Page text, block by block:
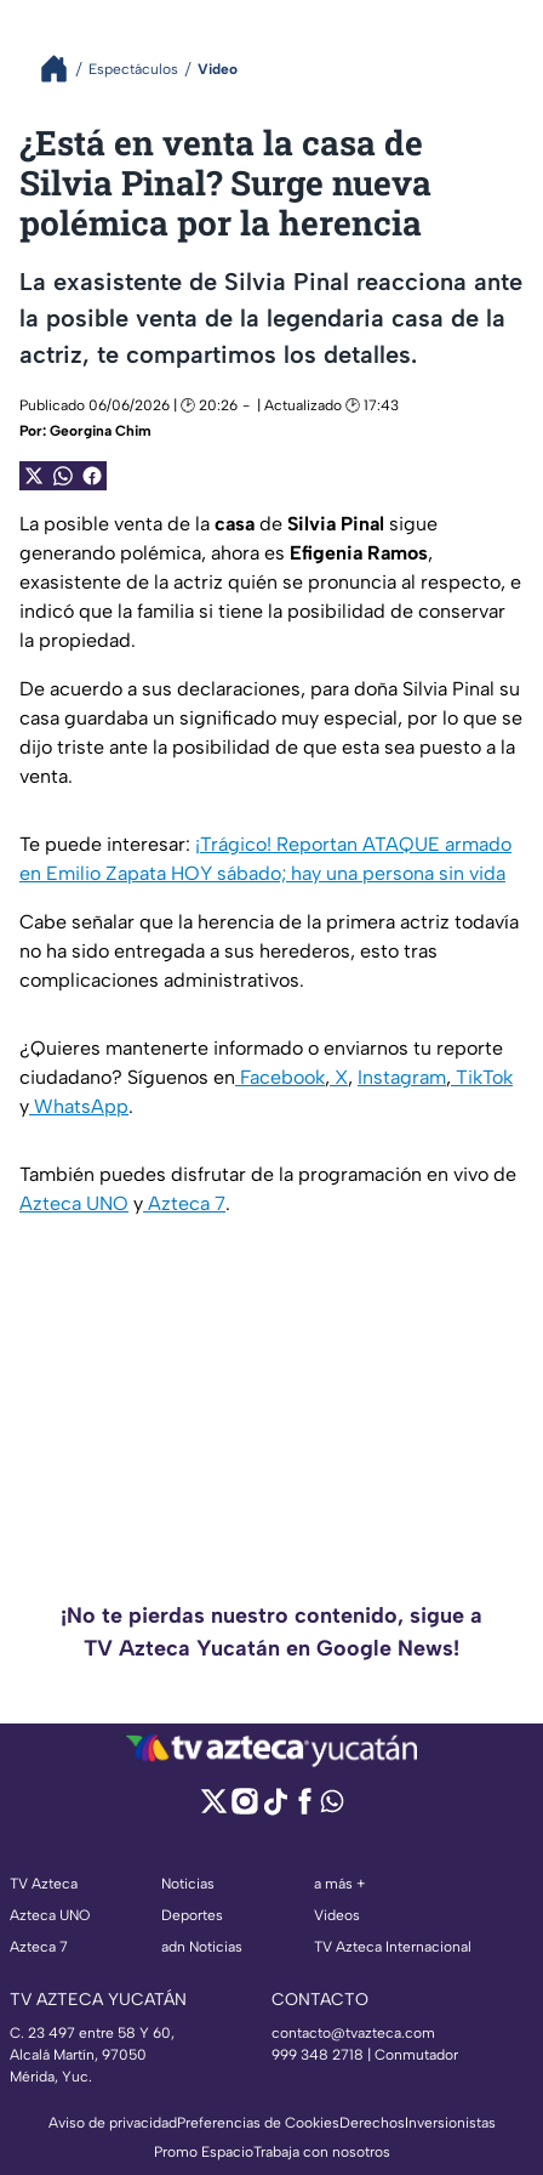
Espectáculos Video
¿Está en venta la casa de
Silvia Pinal? Surge nueva
polémica por la herencia
La exasistente de Silvia Pinal reacciona ante
la posible venta de la legendaria casa de la
actriz, te compartimos los detalles.
Publicado 06/06/2026 | 🕑 20:26
| Actualizado 🕑 17:43
Por: Georgina Chim
La posible venta de la casa de Silvia Pinal sigue
generando polémica, ahora es Efigenia Ramos,
exasistente de la actriz quién se pronuncia al respecto, e
indicó que la familia si tiene la posibilidad de conservar
la propiedad.
De acuerdo a sus declaraciones, para doña Silvia Pinal su
casa guardaba un significado muy especial, por lo que se
dijo triste ante la posibilidad de que esta sea puesto a la
venta.
Te puede interesar: ¡Trágico! Reportan ATAQUE armado
en Emilio Zapata HOY sábado; hay una persona sin vida
Cabe señalar que la herencia de la primera actriz todavía
no ha sido entregada a sus herederos, esto tras
complicaciones administrativos.
¿Quieres mantenerte informado o enviarnos tu reporte
ciudadano? Síguenos en Facebook, X, Instagram, TikTok
y WhatsApp.
También puedes disfrutar de la programación en vivo de
Azteca UNO y Azteca 7.
¡No te pierdas nuestro contenido, sigue a
TV Azteca Yucatán en Google News!
TV Azteca
Azteca UNO
Azteca 7
Noticias
Deportes
adn Noticias
a más +
Videos
TV Azteca Internacional
TV AZTECA YUCATÁN
C. 23 497 entre 58 Y 60,
Alcalá Martín, 97050
Mérida, Yuc.
CONTACTO
contacto@tvazteca.com
999 348 2718 | Conmutador
Aviso de privacidadPreferencias de CookiesDerechosInversionistas
Promo EspacioTrabaja con nosotros